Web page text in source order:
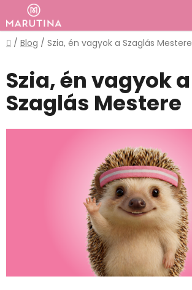
Ugrás
fő
tartalomhoz
Kezdőlap
/ Blog / Szia, én vagyok a Szaglás Mestere
Szia, én vagyok a
Szaglás Mestere